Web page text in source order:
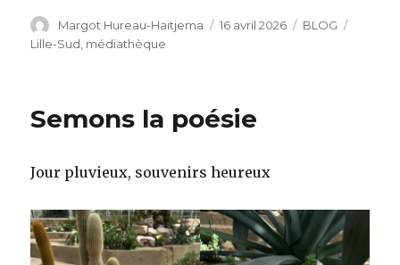
Auteur
Margot Hureau-Haitjema
Publié
16 avril 2026 Catégories
BLOG
Lille-Sud, médiathèque
Semons la poésie
Jour pluvieux, souvenirs heureux